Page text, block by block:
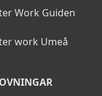
Work Guiden
work Umeå